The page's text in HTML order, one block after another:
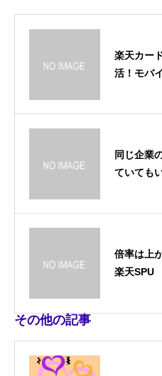
楽天カー
活！モバ
同じ企業
ていても
倍率は上
楽天SPU
その他の記事